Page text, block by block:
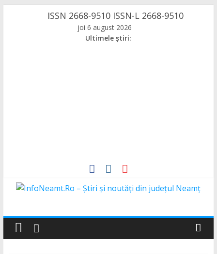
ISSN 2668-9510 ISSN-L 2668-9510
joi 6 august 2026
Ultimele știri:
InfoNeamt.Ro
–